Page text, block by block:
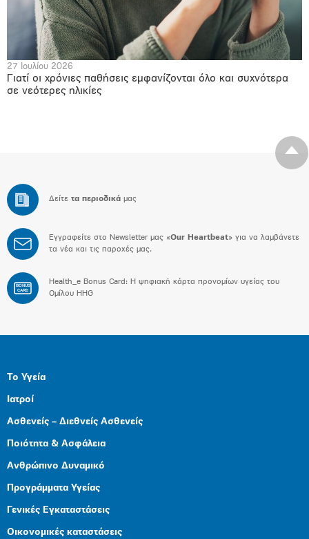
27 Ιουλίου 2026
Γιατί οι χρόνιες παθήσεις εμφανίζονται όλο και συχνότερα
σε νεότερες ηλικίες
Δείτε τα περιοδικά μας
Εγγραφείτε στο Newsletter μας «Our Heartbeat» για να λαμβάνετε
τα νέα και τις παροχές μας.
BONUS
CARD
Health_e Bonus Card: H ψηφιακή κάρτα προνομίων υγείας του
Ομίλου HHG
Το Υγεία
Ιατροί
Ασθενείς – Διεθνείς Ασθενείς
Ποιότητα & Ασφάλεια
Ανθρώπινο Δυναμικό
Προγράμματα Υγείας
Γενικές Εγκαταστάσεις
Οικονομικές καταστάσεις